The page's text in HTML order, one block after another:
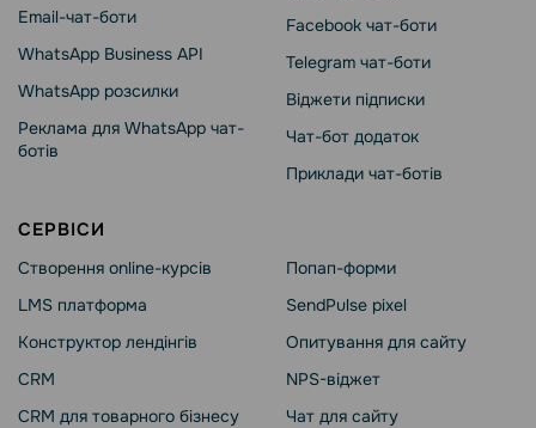
Email-чат-боти
WhatsApp Business API
WhatsApp розсилки
Реклама для WhatsApp чат-
ботів
Facebook чат-боти
Telegram чат-боти
Віджети підписки
Чат-бот додаток
Приклади чат-ботів
СЕРВІСИ
Створення online-курсів
LMS платформа
Конструктор лендінгів
CRM
CRM для товарного бізнесу
Попап-форми
SendPulse pixel
Опитування для сайту
NPS-віджет
Чат для сайту